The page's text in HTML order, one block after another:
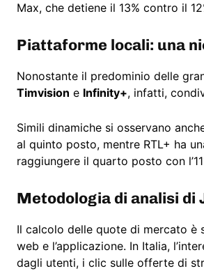
Max, che detiene il 13% contro il
Piattaforme locali: una
Nonostante il predominio delle
Timvision e Infinity+, infatti,
Simili dinamiche si osservano
al quinto posto, mentre RTL+ ha
raggiungere il quarto posto con
Metodologia di analisi di
Il calcolo delle quote di mercato è
web e l’applicazione. In Italia,
dagli utenti, i clic sulle offerte di